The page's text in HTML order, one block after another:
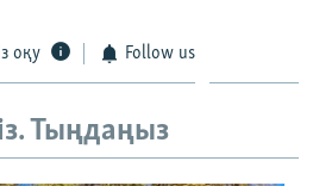
оқу Follow us
Тыңдаңыз